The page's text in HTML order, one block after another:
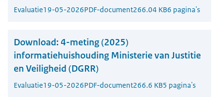
Evaluatie19-05-2026PDF-document266.04 KB6 pagina's
Download: 4-meting (2025)
informatiehuishouding Ministerie van Justitie
en Veiligheid (DGRR)
Evaluatie19-05-2026PDF-document266.6 KB5 pagina's